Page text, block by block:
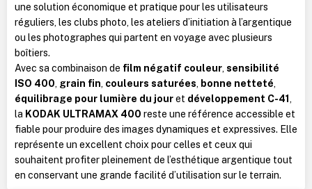
une solution économique et pratique pour les utilisateurs
réguliers, les clubs photo, les ateliers d’initiation à l’argentique
ou les photographes qui partent en voyage avec plusieurs
boîtiers.
Avec sa combinaison de film négatif couleur, sensibilité
ISO 400, grain fin, couleurs saturées, bonne netteté,
équilibrage pour lumière du jouret développement C-41 ,
la KODAK ULTRAMAX 400 reste une référence accessible et
fiable pour produire des images dynamiques et expressives. Elle
représente un excellent choix pour celles et ceux qui
souhaitent profiter pleinement de l’esthétique argentique tout
en conservant une grande facilité d’utilisation sur le terrain.